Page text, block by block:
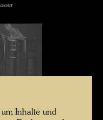
Inhalte und